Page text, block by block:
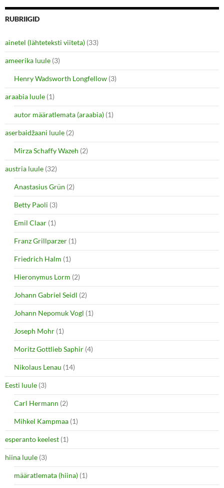
e
o
n
t
t
e
r
(
O
p
e
n
n
n
w
w
i
n
d
o
)
e
o
e
b
o
o
k
(
O
p
e
n
i
n
n
e
w
w
i
n
d
w
)
RUBRIIGID
ainetel (lähteteksti viiteta) (33)
ameerika luule (3)
Henry Wadsworth Longfellow (3)
araabia luule (1)
autor määratlemata (araabia) (1)
aserbaidžaani luule (2)
Mirza Schaffy Wazeh (2)
austria luule (32)
Anastasius Grün (2)
Betty Paoli (3)
Emil Claar (1)
Franz Grillparzer (1)
Friedrich Halm (1)
Hieronymus Lorm (2)
Johann Gabriel Seidl (2)
Johann Nepomuk Vogl (1)
Joseph Mohr (1)
Moritz Gottlieb Saphir (4)
Nikolaus Lenau (14)
Eesti luule (3)
Carl Hermann (2)
Mihkel Kampmaa (1)
esperanto keelest (1)
hiina luule (3)
määratlemata (hiina) (1)